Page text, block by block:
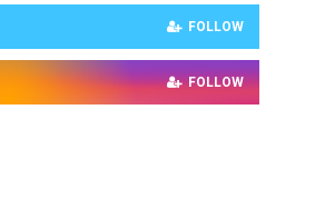
FOLLOW
FOLLOW